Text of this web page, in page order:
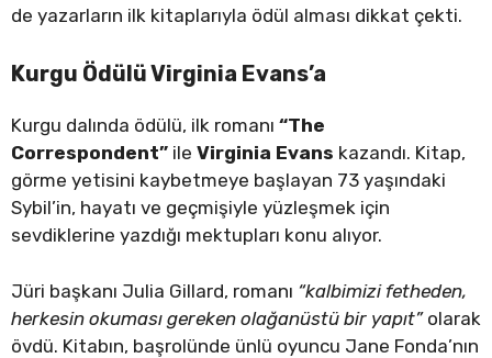
de yazarların ilk kitaplarıyla ödül alması dikkat çekti.
Kurgu Ödülü Virginia Evans’a
Kurgu dalında ödülü, ilk romanı “The
Correspondent” ile Virginia Evans kazandı. Kitap,
görme yetisini kaybetmeye başlayan 73 yaşındaki
Sybil’in, hayatı ve geçmişiyle yüzleşmek için
sevdiklerine yazdığı mektupları konu alıyor.
Jüri başkanı Julia Gillard, romanı “kalbimizi fetheden,
herkesin okuması gereken olağanüstü bir yapıt”olarak
övdü. Kitabın, başrolünde ünlü oyuncu Jane Fonda’nın